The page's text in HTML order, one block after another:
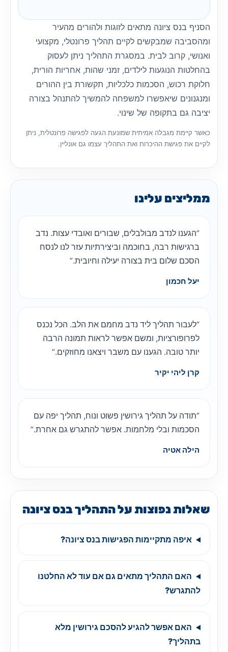
הסניף בנס ציונה מתאים לזוגות ולהורים מהעיר
ומהסביבה שמבקשים לקיים תהליך פרונטלי, מקצועי
ואנושי, קרוב לבית. במסגרת התהליך ניתן לעסוק
בהחלטות הנוגעות לילדים, זמני שהות, אחריות הורית,
חלוקת רכוש, הסכמות כלכליות, תקשורת בין ההורים
ומנגנונים שיאפשרו למשפחה להמשיך להתנהל בצורה
יציבה גם בתקופה של שינוי.
כאשר קיימת מגבלה אמיתית שמונעת הגעה לפגישה פרונטלית, ניתן
לקיים את פגישת ההיכרות ואת התהליך עצמו גם אונליין.
ממליצים עלינו
“הגענו לנדב מבולבלים, שבורים ואובדי עצות. נדב
ברגישות רבה, בחוכמה וביצירתיות עזר לנו לנסח
הסכם שלום בית בצורה יעילה וחיובית.”
יעל חכמון
“לעבור תהליך ליד נדב מחמם את הלב. הכל נכנס
לפרופורציות, ומשם אפשר לראות תמונה הרבה
יותר טובה. הגענו עם משבר ויצאנו מחוזקים.”
קרן ליהי יקיר
“תודה על תהליך גירושין פשוט ונוח, תהליך יפה עם
הסכמות ובלי מלחמות. אפשר להתגרש גם אחרת.”
הילה אטיה
שאלות נפוצות על התהליך בנס ציונה
איפה מתקיימות הפגישות בנס ציונה?
האם התהליך מתאים גם אם עוד לא החלטנו
להתגרש?
האם אפשר להגיע להסכם גירושין מלא
בתהליך?